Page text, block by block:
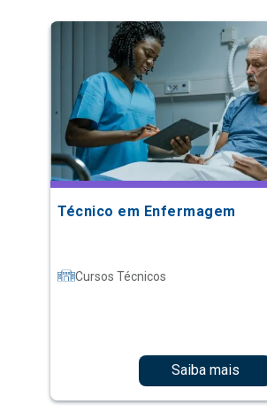
Técnico em Enfermagem
Cursos Técnicos
Saiba mais